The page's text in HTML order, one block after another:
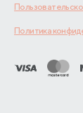
Политика